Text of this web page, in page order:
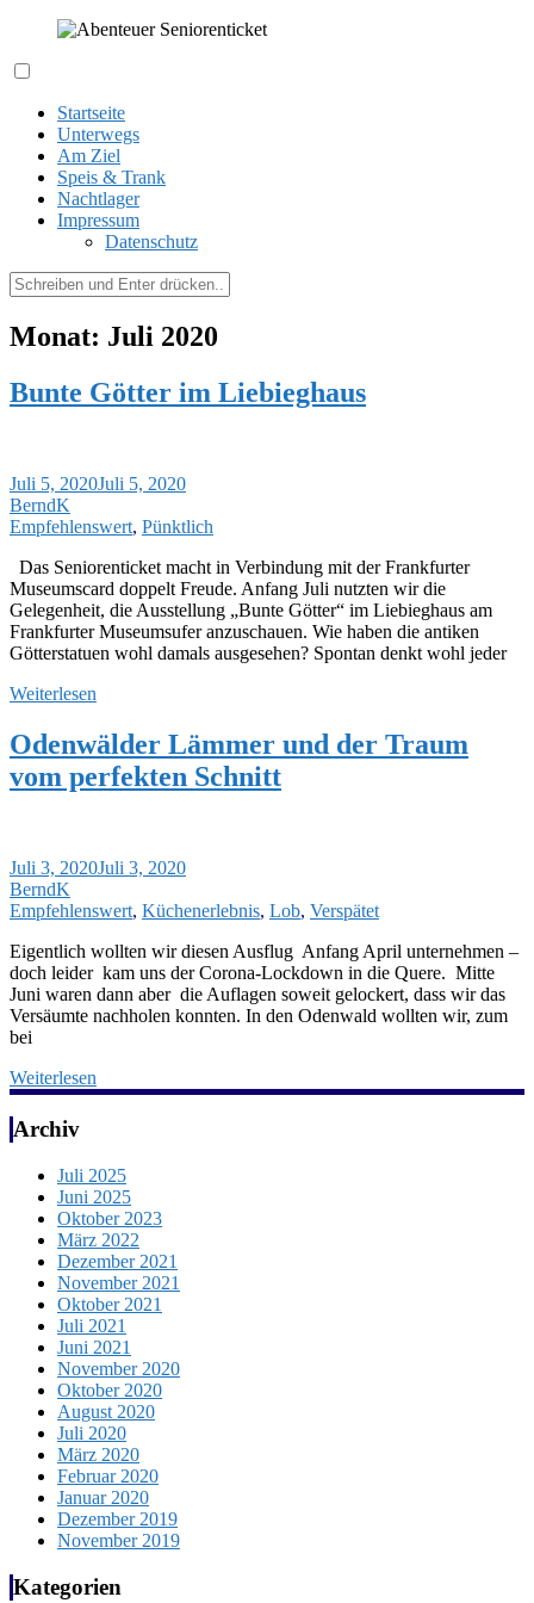
springen
Startseite
Unterwegs
Am Ziel
Speis & Trank
Nachtlager
Impressum
Datenschutz
Suchen
nach:
Monat: Juli 2020
Bunte Götter im Liebieghaus
Juli 5, 2020Juli 5, 2020
BerndK
Empfehlenswert, Pünktlich
Das Seniorenticket macht in Verbindung mit der Frankfurter
Museumscard doppelt Freude. Anfang Juli nutzten wir die
Gelegenheit, die Ausstellung „Bunte Götter“ im Liebieghaus am
Frankfurter Museumsufer anzuschauen. Wie haben die antiken
Götterstatuen wohl damals ausgesehen? Spontan denkt wohl jeder
Weiterlesen
Odenwälder Lämmer und der Traum
vom perfekten Schnitt
Juli 3, 2020Juli 3, 2020
BerndK
Empfehlenswert, Küchenerlebnis, Lob, Verspätet
Eigentlich wollten wir diesen Ausflug Anfang April unternehmen –
doch leider kam uns der Corona-Lockdown in die Quere. Mitte
Juni waren dann aber die Auflagen soweit gelockert, dass wir das
Versäumte nachholen konnten. In den Odenwald wollten wir, zum
bei
Weiterlesen
Archiv
Juli 2025
Juni 2025
Oktober 2023
März 2022
Dezember 2021
November 2021
Oktober 2021
Juli 2021
Juni 2021
November 2020
Oktober 2020
August 2020
Juli 2020
März 2020
Februar 2020
Januar 2020
Dezember 2019
November 2019
Kategorien